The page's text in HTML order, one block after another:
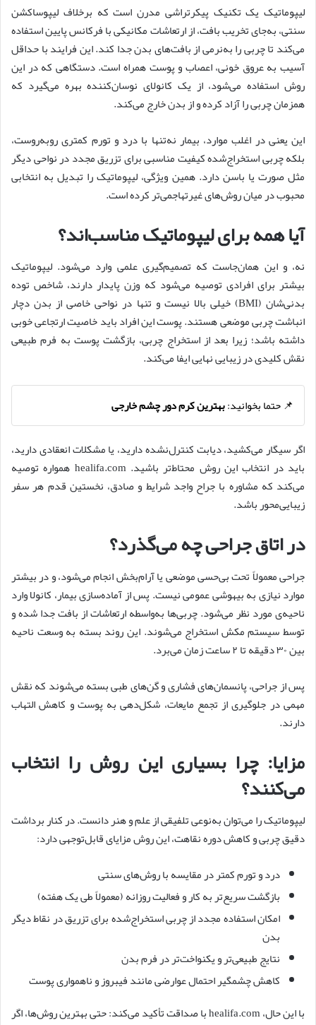
لیپوماتیک یک تکنیک پیکرتراشی مدرن است که برخلاف لیپوساکشن
سنتی، به‌جای تخریب بافت، از ارتعاشات مکانیکی با فرکانس پایین استفاده
می‌کند تا چربی را به‌نرمی از بافت‌های بدن جدا کند. این فرایند با حداقل
آسیب به عروق خونی، اعصاب و پوست همراه است. دستگاهی که در این
روش استفاده می‌شود، از یک کانولای نوسان‌کننده بهره می‌گیرد که
همزمان چربی را آزاد کرده و از بدن خارج می‌کند.
این یعنی در اغلب موارد، بیمار نه‌تنها با درد و تورم کمتری روبه‌روست،
بلکه چربی استخراج‌شده کیفیت مناسبی برای تزریق مجدد در نواحی دیگر
مثل صورت یا باسن دارد. همین ویژگی، لیپوماتیک را تبدیل به انتخابی
محبوب در میان روش‌های غیرتهاجمی‌تر کرده است.
آیا همه برای لیپوماتیک مناسب‌اند؟
نه، و این همان‌جاست که تصمیم‌گیری علمی وارد می‌شود. لیپوماتیک
بیشتر برای افرادی توصیه می‌شود که وزن پایدار دارند، شاخص توده
بدنی‌شان (BMI) خیلی بالا نیست و تنها در نواحی خاصی از بدن دچار
انباشت چربی موضعی هستند. پوست این افراد باید خاصیت ارتجاعی خوبی
داشته باشد؛ زیرا بعد از استخراج چربی، بازگشت پوست به فرم طبیعی
نقش کلیدی در زیبایی نهایی ایفا می‌کند.
📌 حتما بخوانید:بهترین کرم دور چشم خارجی
اگر سیگار می‌کشید، دیابت کنترل‌نشده دارید، یا مشکلات انعقادی دارید،
باید در انتخاب این روش محتاط‌تر باشید. healifa.com همواره توصیه
می‌کند که مشاوره با جراح واجد شرایط و صادق، نخستین قدم هر سفر
زیبایی‌محور باشد.
در اتاق جراحی چه می‌گذرد؟
جراحی معمولاً تحت بی‌حسی موضعی یا آرام‌بخش انجام می‌شود، و در بیشتر
موارد نیازی به بیهوشی عمومی نیست. پس از آماده‌سازی بیمار، کانولا وارد
ناحیه‌ی مورد نظر می‌شود. چربی‌ها به‌واسطه ارتعاشات از بافت جدا شده و
توسط سیستم مکش استخراج می‌شوند. این روند بسته به وسعت ناحیه
بین ۳۰ دقیقه تا ۲ ساعت زمان می‌برد.
پس از جراحی، پانسمان‌های فشاری و گن‌های طبی بسته می‌شوند که نقش
مهمی در جلوگیری از تجمع مایعات، شکل‌دهی به پوست و کاهش التهاب
دارند.
مزایا: چرا بسیاری این روش را انتخاب
می‌کنند؟
لیپوماتیک را می‌توان به‌نوعی تلفیقی از علم و هنر دانست. در کنار برداشت
دقیق چربی و کاهش دوره نقاهت، این روش مزایای قابل‌توجهی دارد:
درد و تورم کمتر در مقایسه با روش‌های سنتی
بازگشت سریع‌تر به کار و فعالیت روزانه (معمولاً طی یک هفته)
امکان استفاده مجدد از چربی استخراج‌شده برای تزریق در نقاط دیگر
بدن
نتایج طبیعی‌تر و یکنواخت‌تر در فرم بدن
کاهش چشمگیر احتمال عوارضی مانند فیبروز و ناهمواری پوست
با این حال، healifa.com با صداقت تأکید می‌کند: حتی بهترین روش‌ها، اگر